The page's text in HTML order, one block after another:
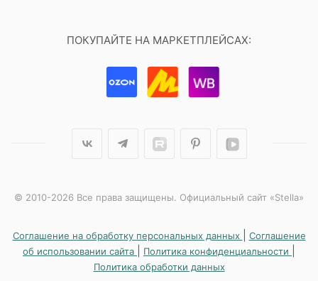
ПОКУПАЙТЕ НА МАРКЕТПЛЕЙСАХ:
© 2010-2026 Все права защищены. Официальный сайт «Stella»
Соглашение на обработку персональных данных
Соглашение
об использовании сайта
Политика конфиденциальности
Политика обработки данных